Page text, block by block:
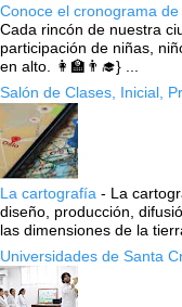
Conoce el cronograma
Cada rincón de nuestra
participación de niñas,
en alto. 👩‍🏫👨‍🎓} ...
Salón de Clases, Inicial,
La cartografía - La
diseño, producción,
las dimensiones de la
Universidades de Santa